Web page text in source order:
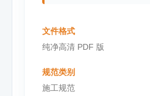
文件格式
纯净高清 PDF 版
规范类别
施工规范